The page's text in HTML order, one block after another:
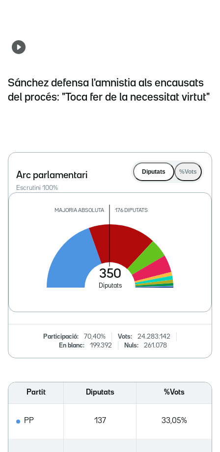
Sánchez defensa l'amnistia als encausats
del procés: "Toca fer de la necessitat virtut"
Arc parlamentari
Escrutini 100%
Diputats %Vots
Participació: 70,40% Vots:
24.283.142
En blanc:
199.392 Nuls: 261.078
Partit Diputats %Vots
PP 137 33,05%